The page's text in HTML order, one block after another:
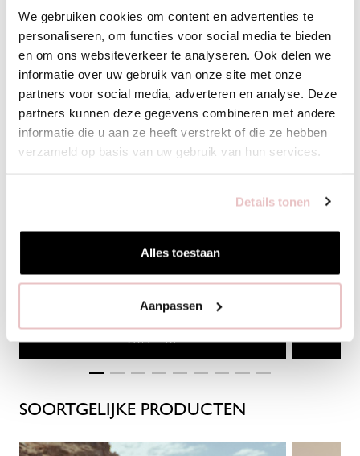
We gebruiken cookies om content en advertenties te
personaliseren, om functies voor social media te bieden
en om ons websiteverkeer te analyseren. Ook delen we
informatie over uw gebruik van onze site met onze
partners voor social media, adverteren en analyse. Deze
partners kunnen deze gegevens combineren met andere
informatie die u aan ze heeft verstrekt of die ze hebben
verzameld op basis van uw gebruik van hun services.
Details tonen
Alles toestaan
Aanpassen
combinatie. Met sneakers creëer je een casual look, terwijl loafers
of sandalen zorgen voor een meer geklede uitstraling.
De Grace dot culotte is een veelzijdige broek die comfort,
elegantie en draaggemak moeiteloos samenbrengt.
XL
VOEG TOE
129,95
SOORTGELIJKE PRODUCTEN